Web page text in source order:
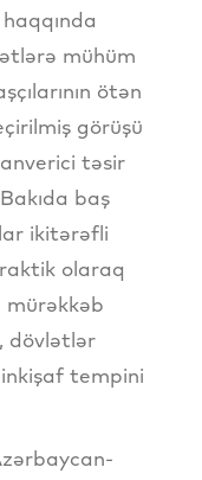
mühüm
ötən
görüşü
təsir
baş
ikitərəfli
olaraq
mürəkkəb
dövlətlər
inkişaf tempini